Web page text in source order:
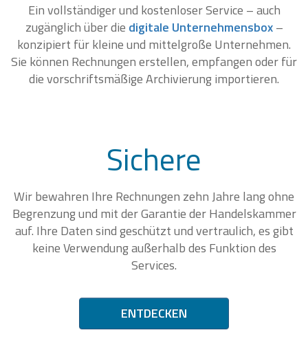
Ein vollständiger und kostenloser Service – auch
zugänglich über die digitale Unternehmensbox–
konzipiert für kleine und mittelgroße Unternehmen.
Sie können Rechnungen erstellen, empfangen oder für
die vorschriftsmäßige Archivierung importieren.
Sichere
Wir bewahren Ihre Rechnungen zehn Jahre lang ohne
Begrenzung und mit der Garantie der Handelskammer
auf. Ihre Daten sind geschützt und vertraulich, es gibt
keine Verwendung außerhalb des Funktion des
Services.
ENTDECKEN